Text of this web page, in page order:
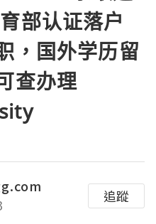
部认证落户
，国外学历留
查办理
追蹤